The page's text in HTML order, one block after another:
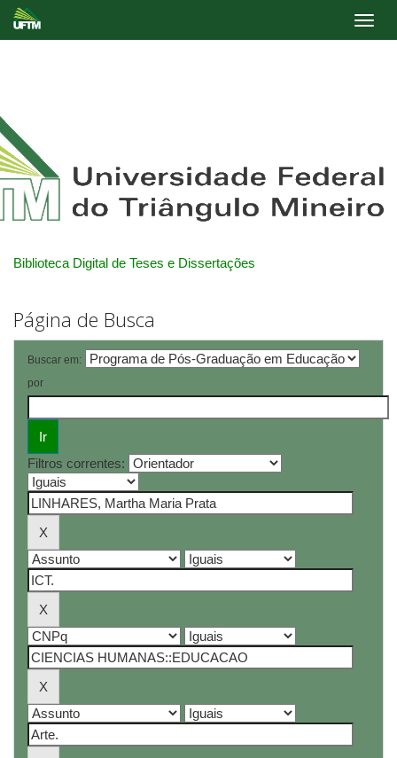
Biblioteca Digital de Teses e Dissertações
Página de Busca
Buscar em:
por
Filtros correntes: